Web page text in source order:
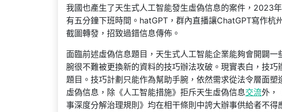
我國也產生了天生式人工智能發生虛偽信息的案件，2023
有五分鐘下班時間。hatGPT，群內直播讓ChatGPT寫作杭
截圖轉發，招致過錯信息傳佈。
面臨前述虛偽信息題目，天生式人工智能企業能夠會開闢
腕很不難被更換新的資料的技巧辦法攻破。現實表白，技
題目。技巧計劃只能作為幫助手腕，依然需求從法令層面
虛偽信息，除《人工智能措施》拒斥天生虛偽信息交流外，
事深度分解治理規則》均在相干條則中誇大辦事供給者不